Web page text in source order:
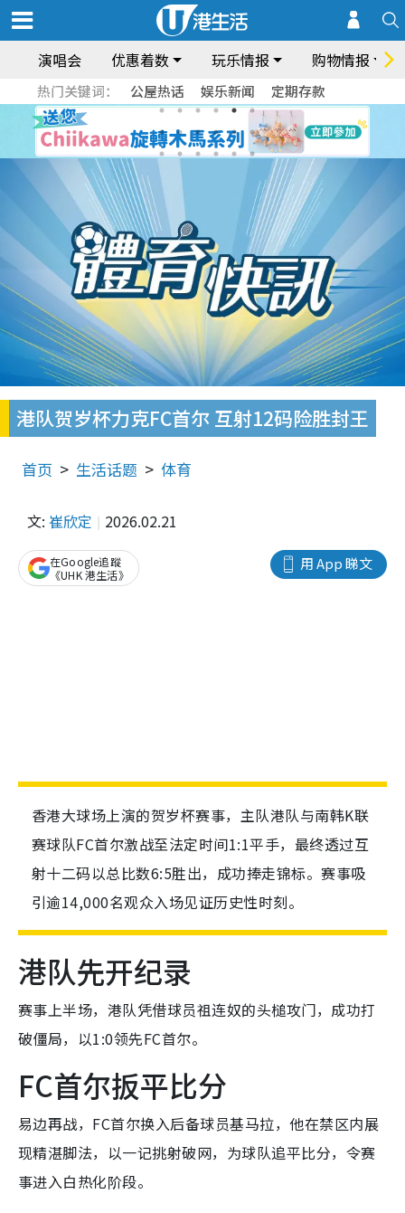
演唱会 优惠着数 玩乐情报 购物情报
热门关键词： 公屋热话 娱乐新闻 定期存款
港队贺岁杯力克FC首尔 互射12码险胜封王
首页 生活话题 体育
文: 崔欣定 2026.02.21
用 App 睇文
在Google追蹤
《UHK 港生活》
香港大球场上演的贺岁杯赛事，主队港队与南韩K联
赛球队FC首尔激战至法定时间1:1平手，最终透过互
射十二码以总比数6:5胜出，成功捧走锦标。赛事吸
引逾14,000名观众入场见证历史性时刻。
港队先开纪录
赛事上半场，港队凭借球员祖连奴的头槌攻门，成功打
破僵局，以1:0领先FC首尔。
FC首尔扳平比分
易边再战，FC首尔换入后备球员基马拉，他在禁区内展
现精湛脚法，以一记挑射破网，为球队追平比分，令赛
事进入白热化阶段。